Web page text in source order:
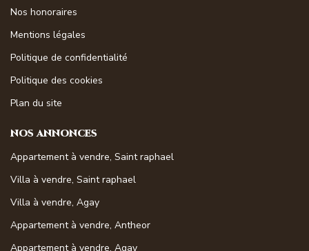
Nos honoraires
Mentions légales
Politique de confidentialité
Politique des cookies
Plan du site
NOS ANNONCES
Appartement à vendre, Saint raphael
Villa à vendre, Saint raphael
Villa à vendre, Agay
Appartement à vendre, Antheor
Appartement à vendre, Agay